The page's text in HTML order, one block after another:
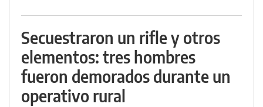
Secuestraron un rifle y otros
elementos: tres hombres
fueron demorados durante un
operativo rural